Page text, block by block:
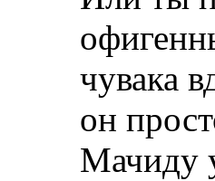
чувака
он
Мачиду